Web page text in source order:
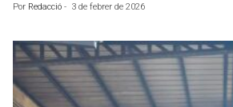
Por Redacció - 3 de febrer de 2026